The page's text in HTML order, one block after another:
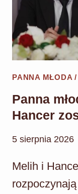
PANNA MŁODA
Panna
Hancer
5 sierpnia 2026
Melih i